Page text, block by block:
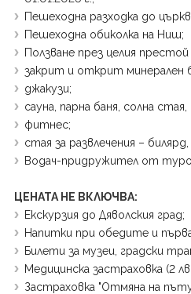
Пешеходна разходка до
Пешеходна обиколка на Ниш;
Ползване през целия престой
закрит и открит минерален
джакузи;
сауна, парна баня, солна
фитнес;
стая за развлечения –
Водач-придружител от
ЦЕНАТА НЕ ВКЛЮЧВА:
Екскурзия до Дяволския град;
Напитки при обедите и
Билети за музеи, градски
Медицинска застраховка (2
Застраховка "Отмяна на